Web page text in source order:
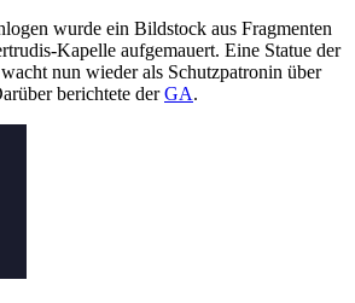
wurde ein Bildstock aus Fragmenten
Kapelle aufgemauert. Eine Statue der
nun wieder als Schutzpatronin über
berichtete derGA.